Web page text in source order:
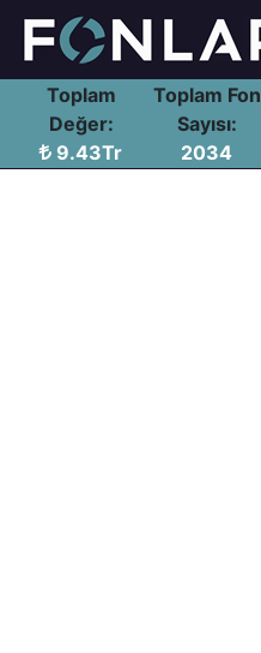
Toplam
Değer:
9.43Tr
Toplam Fon
Sayısı:
2034